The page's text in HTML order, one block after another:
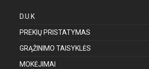
D.U.K
PREKIŲ PRISTATYMAS
GRĄŽINIMO TAISYKLĖS
MOKĖJIMAI